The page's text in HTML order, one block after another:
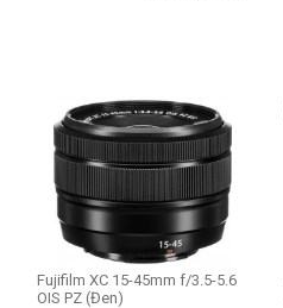
Fujifilm XC 15-45mm f/3.5-5.6
OIS PZ (Đen)